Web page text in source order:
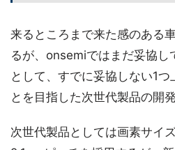
来るところまで来た感のある
るが、onsemiではまだ妥協し
として、すでに妥協しない1
とを目指した次世代製品の開
次世代製品としては画素サイ